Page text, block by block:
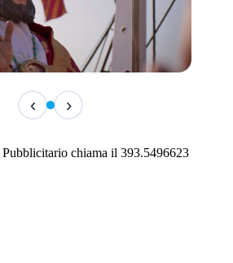
programma delle feste
‹ ›
chiama il 393.5496623